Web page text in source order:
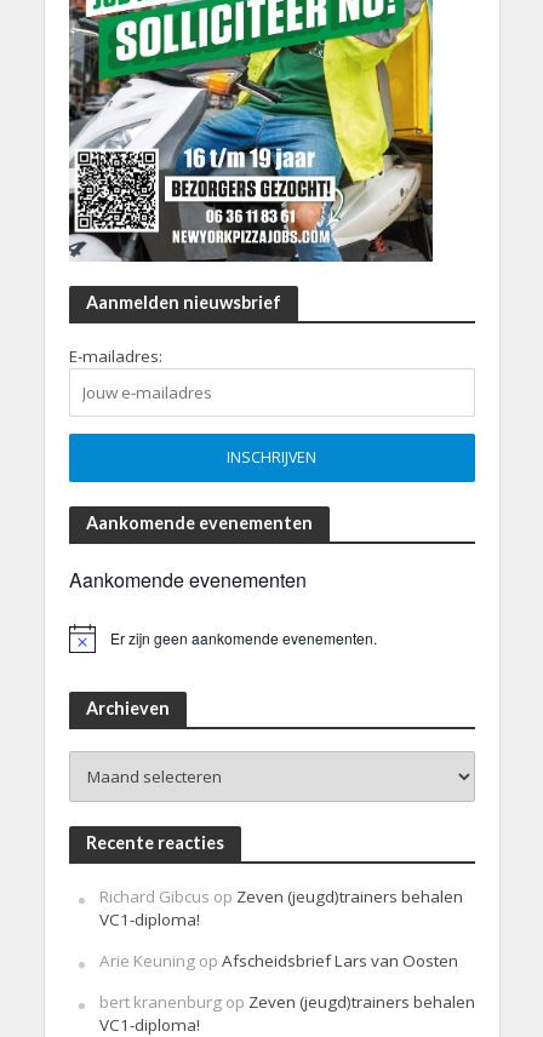
Aanmelden nieuwsbrief
E-mailadres:
Aankomende evenementen
Aankomende evenementen
Er zijn geen aankomende evenementen.
Archieven
Recente reacties
Richard Gibcus op Zeven (jeugd)trainers behalen
VC1-diploma!
Arie Keuningop Afscheidsbrief Lars van Oosten
bert kranenburgop Zeven (jeugd)trainers behalen
VC1-diploma!